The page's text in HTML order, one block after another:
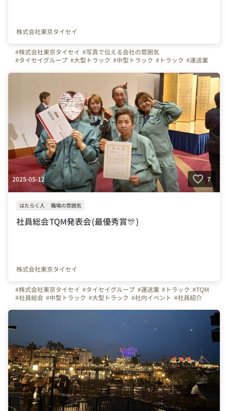
株式会社東京タイセイ
#株式会社東京タイセイ #写真で伝える会社の雰囲気
#タイセイグループ #大型トラック #中型トラック #トラック #運送業
2025-05-12 7
はたらく人 職場の雰囲気
社員総会TQM発表会(最優秀賞🎊)
株式会社東京タイセイ
#株式会社東京タイセイ #タイセイグループ #運送業 #トラック #TQM
#社員総会 #中型トラック #大型トラック #社内イベント #社員紹介